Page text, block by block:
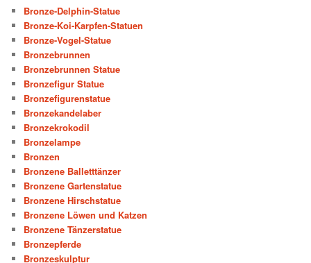
Bronze-Delphin-Statue
Bronze-Koi-Karpfen-Statuen
Bronze-Vogel-Statue
Bronzebrunnen
Bronzebrunnen Statue
Bronzefigur Statue
Bronzefigurenstatue
Bronzekandelaber
Bronzekrokodil
Bronzelampe
Bronzen
Bronzene Balletttänzer
Bronzene Gartenstatue
Bronzene Hirschstatue
Bronzene Löwen und Katzen
Bronzene Tänzerstatue
Bronzepferde
Bronzeskulptur